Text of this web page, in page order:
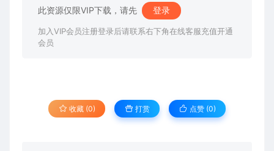
此资源仅限VIP下载，请先 登录
加入VIP会员注册登录后请联系右下角在线客服充值开通
会员
收藏 (0) 打赏 点赞 (0)